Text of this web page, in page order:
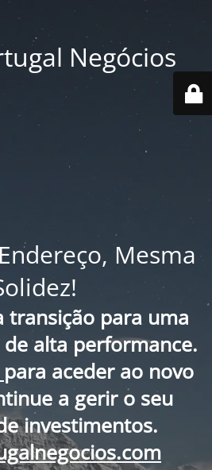
Negócios
Mesma
transição para uma
alta performance.
para aceder ao novo
a gerir o seu
investimentos.